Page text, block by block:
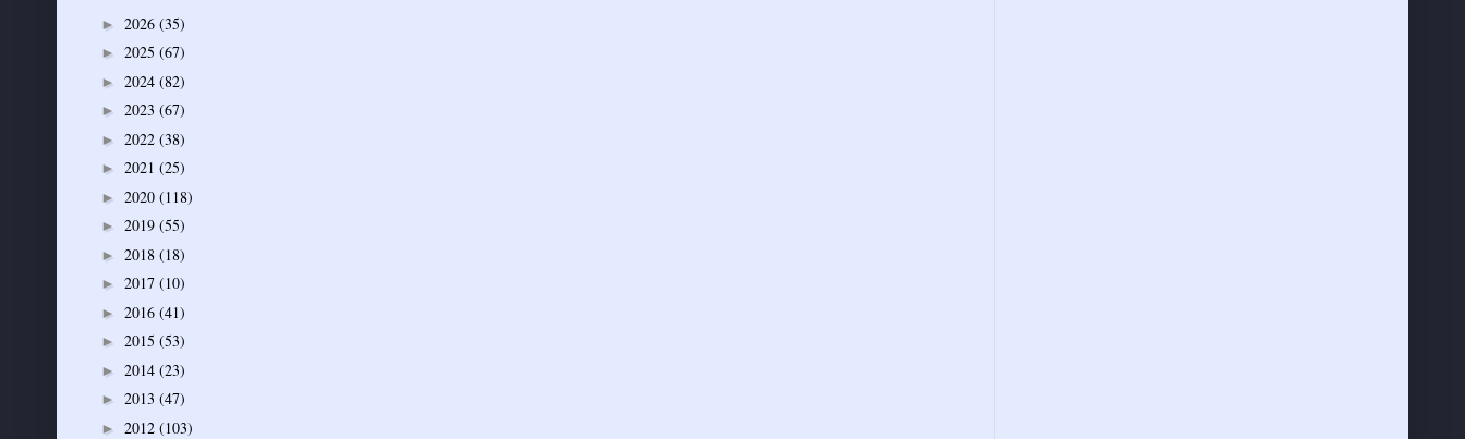
► 2026 (35)
► 2025 (67)
► 2024 (82)
► 2023 (67)
► 2022 (38)
► 2021 (25)
► 2020 (118)
► 2019 (55)
► 2018 (18)
► 2017 (10)
► 2016 (41)
► 2015 (53)
► 2014 (23)
► 2013 (47)
► 2012 (103)